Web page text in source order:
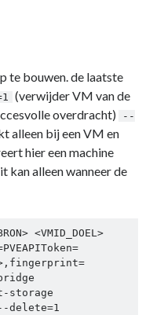
te bouwen. de laatste
(verwijder VM van de
overdracht)
--
alleen bij een VM en
hier een machine
kan alleen wanneer de
<VMID_DOEL>
storage
--delete=1